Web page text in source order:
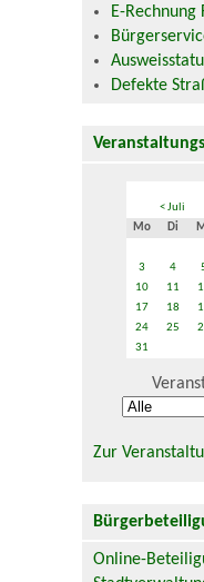
E-Rechnung
Defekte
< Juli
Mo
Di
3
4
10
11
17
18
24
25
31
Zur
Online-